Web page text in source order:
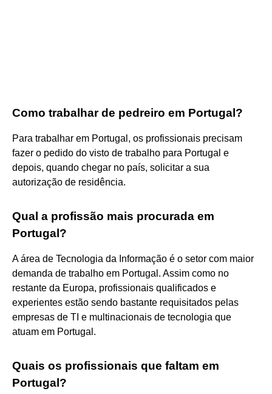
Como trabalhar de pedreiro em Portugal?
Para trabalhar em Portugal, os profissionais precisam
fazer o pedido do visto de trabalho para Portugal e
depois, quando chegar no país, solicitar a sua
autorização de residência.
Qual a profissão mais procurada em
Portugal?
A área de Tecnologia da Informação é o setor com maior
demanda de trabalho em Portugal. Assim como no
restante da Europa, profissionais qualificados e
experientes estão sendo bastante requisitados pelas
empresas de TI e multinacionais de tecnologia que
atuam em Portugal.
Quais os profissionais que faltam em
Portugal?